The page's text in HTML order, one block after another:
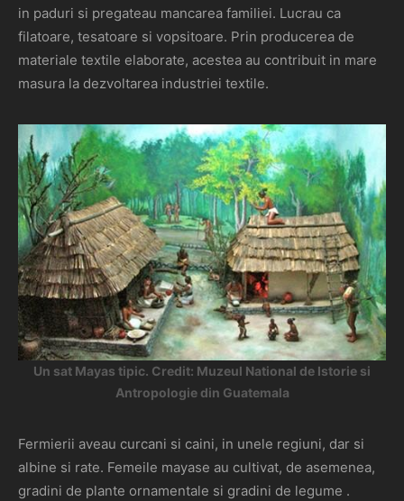
in paduri si pregateau mancarea familiei. Lucrau ca
filatoare, tesatoare si vopsitoare. Prin producerea de
materiale textile elaborate, acestea au contribuit in mare
masura la dezvoltarea industriei textile.
Un sat Mayas tipic. Credit: Muzeul National de Istorie si
Antropologie din Guatemala
Fermierii aveau curcani si caini, in unele regiuni, dar si
albine si rate. Femeile mayase au cultivat, de asemenea,
gradini de plante ornamentale si gradini de legume .